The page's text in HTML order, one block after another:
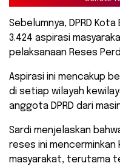
Sebelumnya, DPRD
3.424 aspirasi
pelaksanaan Reses
Aspirasi ini mencakup
di setiap wilayah
anggota DPRD dari
Sardi menjelaskan
reses ini
masyarakat, terutama